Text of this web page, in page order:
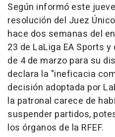
Según informó este
resolución del Juez
hace dos semanas del
23 de LaLiga EA Sports
de 4 de marzo para su
declara la "ineficacia
decisión adoptada por
la patronal carece de
suspender partidos,
los órganos de la RFEF.